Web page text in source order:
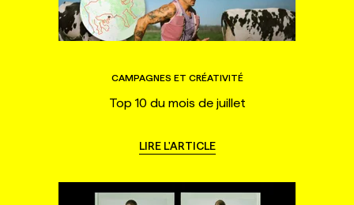
CAMPAGNES ET CRÉATIVITÉ
Top 10 du mois de juillet
LIRE L'ARTICLE